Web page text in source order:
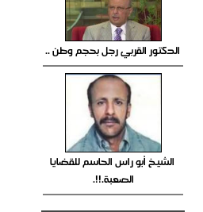
الدكتور القربي رجل بحجم وطن ..
الشيخ أبو راس الحاسم للقضايا
الصعبة.!!.